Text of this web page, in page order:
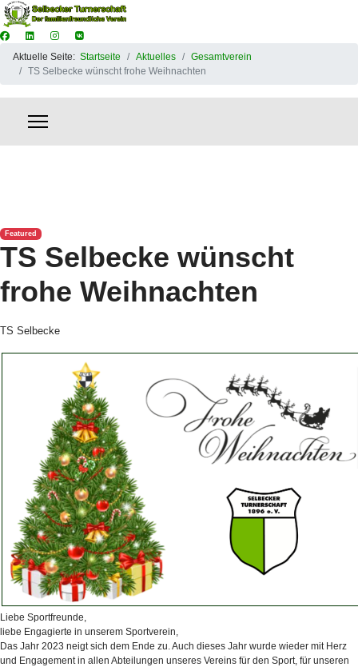
Aktuelle Seite: Startseite Aktuelles
Gesamtverein
TS Selbecke wünscht frohe Weihnachten
Featured
TS Selbecke wünscht
frohe Weihnachten
TS Selbecke
Liebe Sportfreunde,
liebe Engagierte in unserem Sportverein,
Das Jahr 2023 neigt sich dem Ende zu. Auch dieses Jahr wurde wieder mit Herz
und Engagement in allen Abteilungen unseres Vereins für den Sport, für unseren